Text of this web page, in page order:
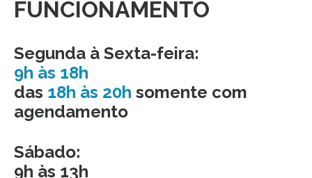
FUNCIONAMENTO
Segunda à Sexta-feira:
9h às 18h
das 18h às 20h somente com
agendamento
Sábado:
9h às 13h